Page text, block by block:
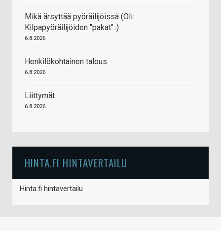
Mikä ärsyttää pyöräilijöissä (Oli:
Kilpapyöräilijöiden "pakat"..)
6.8.2026
Henkilökohtainen talous
6.8.2026
Liittymät
6.8.2026
HINTA.FI HINTAVERTAILU
Hinta.fi hintavertailu